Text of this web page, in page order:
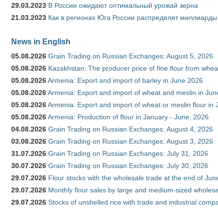
29.03.2023 В России ожидают оптимальный урожай зерна
21.03.2023 Как в регионах Юга России распределят
News in English
05.08.2026 Grain Trading on Russian Exchanges: August 5, 2026
05.08.2026 Kazakhstan: The producer price of fine flour from
05.08.2026Armenia: Export and import of barley in June 2026
05.08.2026Armenia: Export and import of wheat and meslin in
05.08.2026Armenia: Export and import of wheat or meslin flour in
05.08.2026Armenia: Production of flour in January - June, 2026
04.08.2026 Grain Trading on Russian Exchanges: August 4, 2026
03.08.2026 Grain Trading on Russian Exchanges: August 3, 2026
31.07.2026 Grain Trading on Russian Exchanges: July 31, 2026
30.07.2026 Grain Trading on Russian Exchanges: July 30, 2026
29.07.2026 Flour stocks with the wholesale trade at the end of
29.07.2026 Monthly flour sales by large and medium-sized
29.07.2026 Stocks of unshelled rice with trade and industrial